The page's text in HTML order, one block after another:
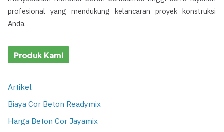
profesional yang mendukung kelancaran proyek konstruksi
Anda.
Produk Kami
Artikel
Biaya Cor Beton Readymix
Harga Beton Cor Jayamix